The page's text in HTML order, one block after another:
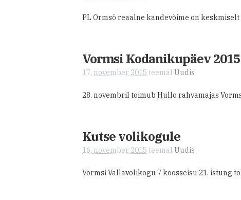
PL Ormsö reaalne kandevõime on
Vormsi Kodanikupäev 2015
17. november 2015 teemal Uudis
28. novembril toimub Hullo rahvamajas
Kutse volikogule
16. november 2015 teemal Uudis
Vormsi Vallavolikogu 7 koosseisu 21. istung